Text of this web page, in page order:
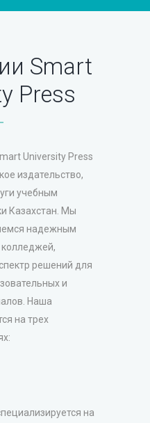
Smart
Press
University Press
издательство,
учебным
Казахстан. Мы
надежным
колледжей,
решений для
и
Наша
на трех
на